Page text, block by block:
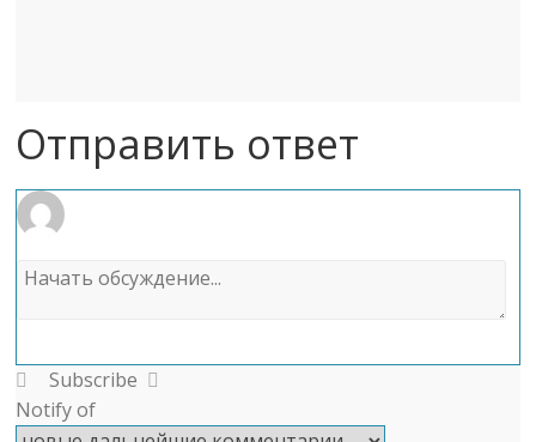
Отправить ответ
Subscribe
Notify of